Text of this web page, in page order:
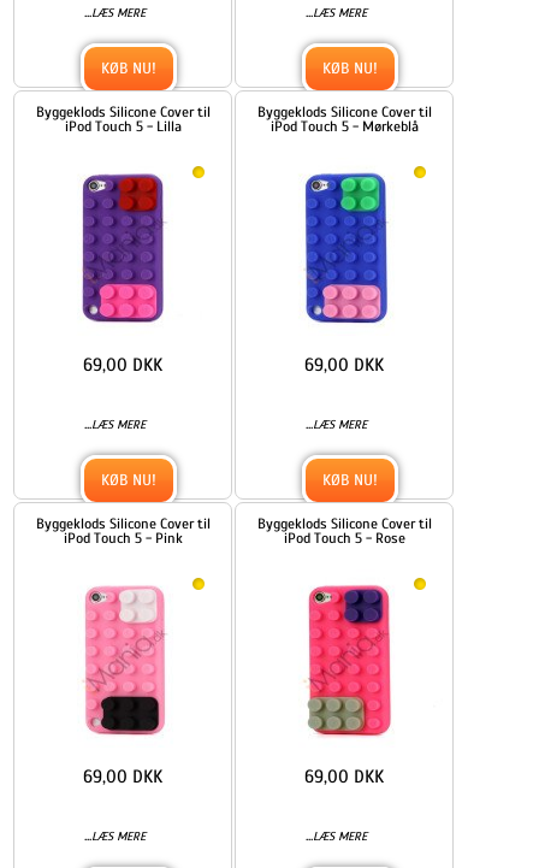
...LÆS MERE
KØB NU!
...LÆS MERE
KØB NU!
Byggeklods Silicone Cover til
iPod Touch 5 - Lilla
...LÆS MERE
69,00 DKK
KØB NU!
Byggeklods Silicone Cover til
iPod Touch 5 - Mørkeblå
...LÆS MERE
69,00 DKK
KØB NU!
Byggeklods Silicone Cover til
iPod Touch 5 - Pink
...LÆS MERE
69,00 DKK
Byggeklods Silicone Cover til
iPod Touch 5 - Rose
...LÆS MERE
69,00 DKK